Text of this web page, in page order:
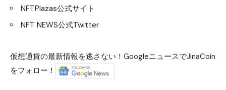
NFTPlazas公式サイト
NFT NEWS公式Twitter
仮想通貨の最新情報を逃さない！GoogleニュースでJinaCoin
をフォロー！